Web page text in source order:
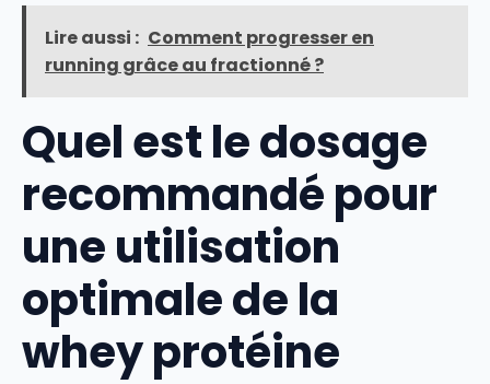
Lire aussi : Comment progresser en
running grâce au fractionné ?
Quel est le dosage
recommandé pour
une utilisation
optimale de la
whey protéine